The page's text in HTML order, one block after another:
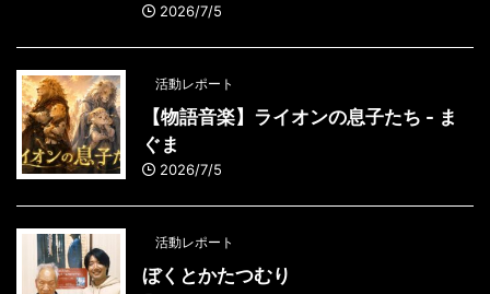
2026/7/5
活動レポート
【物語音楽】ライオンの息子たち - ま
ぐま
2026/7/5
活動レポート
ぼくとかたつむり